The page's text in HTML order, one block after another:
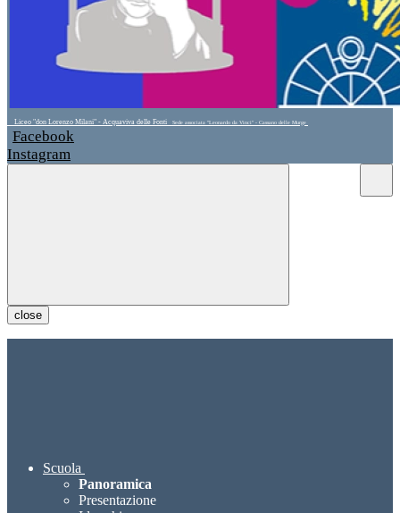
Liceo "don Lorenzo Milani" - Acquaviva delle Fonti Sede associata "Leonardo da Vinci" - Cassano delle Murge
Facebook
Instagram
close
Scuola
Panoramica
Presentazione